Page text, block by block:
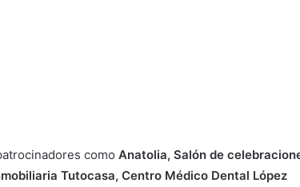
como Anatolia, Salón de
Tutocasa, Centro Médico Dental López